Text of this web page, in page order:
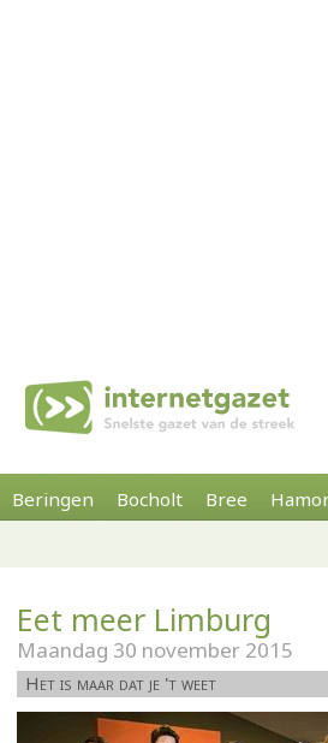
Beringen Bocholt Bree
Eet meer Limburg
Maandag 30 november 2015
Het is maar dat je 't weet